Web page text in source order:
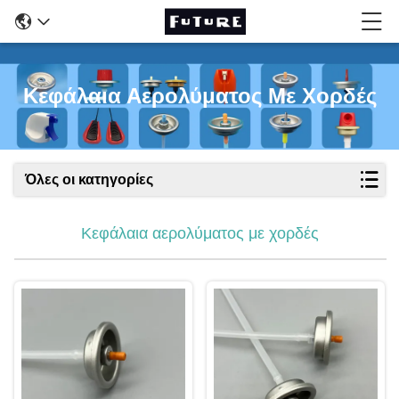
Κεφάλαια Αερολύματος Με Χορδές
Όλες οι κατηγορίες
Κεφάλαια αερολύματος με χορδές